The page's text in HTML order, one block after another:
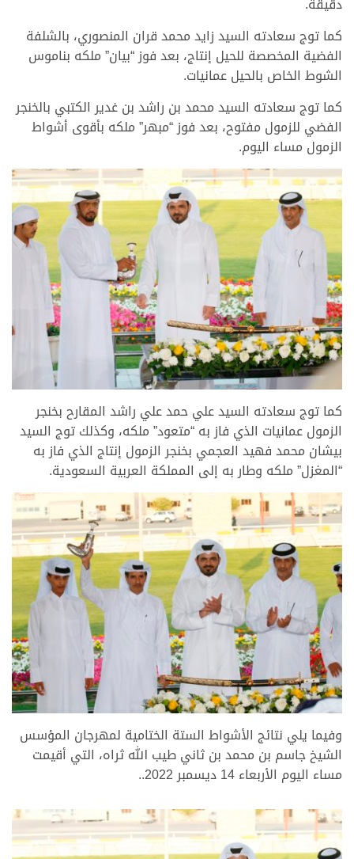
كما توج سعادته السيد زايد محمد قران المنصوري، بالشلفة
الفضية المخصصة للحيل إنتاج، بعد فوز “بيان” ملكه بناموس
الشوط الخاص بالحيل عمانيات.
كما توج سعادته السيد محمد بن راشد بن غدير الكتبي بالخنجر
الفضي للزمول مفتوح، بعد فوز “مبهر” ملكه بأقوى أشواط
الزمول مساء اليوم.
كما توج سعادته السيد علي حمد علي راشد المقارح بخنجر
الزمول عمانيات الذي فاز به “متعود” ملكه، وكذلك توج السيد
بيشان محمد فهيد العجمي بخنجر الزمول إنتاج الذي فاز به
“المغزل” ملكه وطار به إلى المملكة العربية السعودية.
وفيما يلي نتائج الأشواط الستة الختامية لمهرجان المؤسس
الشيخ جاسم بن محمد بن ثاني طيب الله ثراه، التي أقيمت
مساء اليوم الأربعاء 14 ديسمبر 2022..